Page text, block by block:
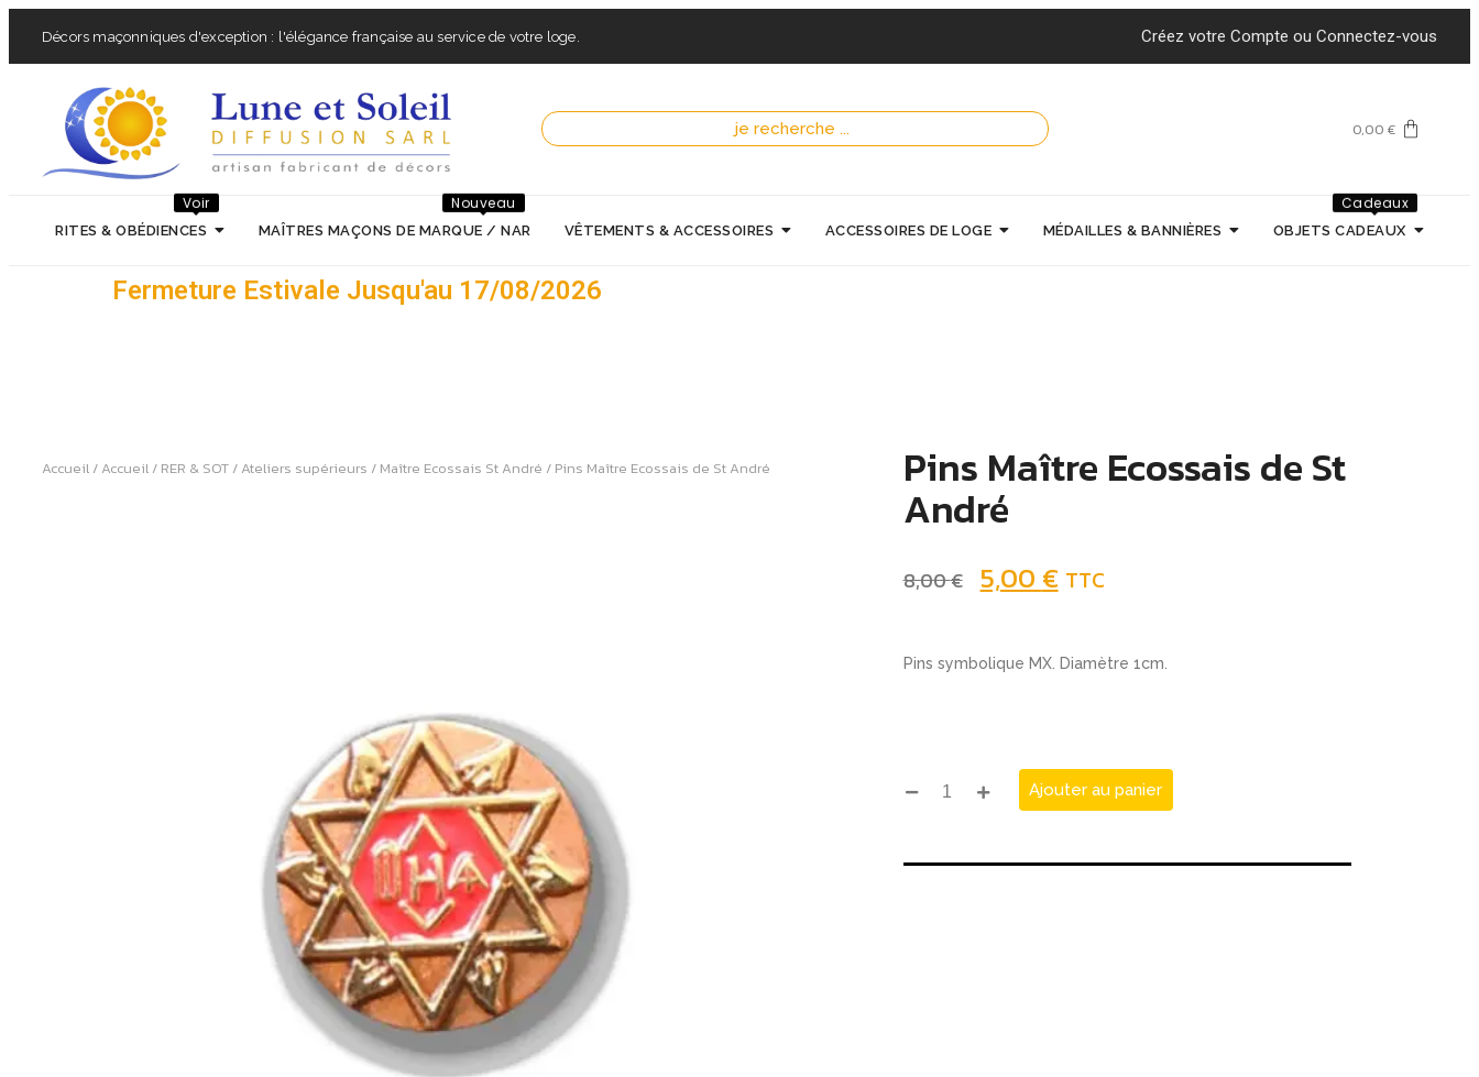
Décors maçonniques d'exception : l'élégance française au service de votre loge. Créez votre Compte ou Connectez-vous
0,00€
RITES & OBÉDIENCES
Voir
MAÎTRES MAÇONS DE MARQUE / NAR
Nouveau
VÊTEMENTS & ACCESSOIRES ACCESSOIRES DE LOGE MÉDAILLES & BANNIÈRES OBJETS CADEAUX
Cadeaux
Fermeture Estivale Jusqu'au 17/08/2026
Accueil / Accueil / RER & SOT / Ateliers supérieurs / Maître Ecossais St André / Pins Maître Ecossais de St André Pins Maître Ecossais de St
André
8,00€ 5,00 € TTC
Pins symbolique MX. Diamètre 1cm.
Ajouter au panier